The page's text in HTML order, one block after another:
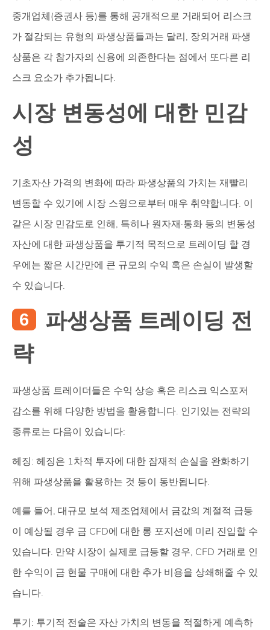
중개업체(증권사 등)를 통해 공개적으로 거래되어 리스크
가 절감되는 유형의 파생상품들과는 달리, 장외거래 파생
상품은 각 참가자의 신용에 의존한다는 점에서 또다른 리
스크 요소가 추가됩니다.
시장 변동성에 대한 민감
성
기초자산 가격의 변화에 따라 파생상품의 가치는 재빨리
변동할 수 있기에 시장 스윙으로부터 매우 취약합니다. 이
같은 시장 민감도로 인해, 특히나 원자재·통화 등의 변동성
자산에 대한 파생상품을 투기적 목적으로 트레이딩 할 경
우에는 짧은 시간만에 큰 규모의 수익 혹은 손실이 발생할
수 있습니다.
파생상품 트레이딩 전
략
파생상품 트레이더들은 수익 상승 혹은 리스크 익스포저
감소를 위해 다양한 방법을 활용합니다. 인기있는 전략의
종류로는 다음이 있습니다:
헤징: 헤징은 1차적 투자에 대한 잠재적 손실을 완화하기
위해 파생상품을 활용하는 것 등이 동반됩니다.
예를 들어, 대규모 보석 제조업체에서 금값의 계절적 급등
이 예상될 경우 금 CFD에 대한 롱 포지션에 미리 진입할 수
있습니다. 만약 시장이 실제로 급등할 경우, CFD 거래로 인
한 수익이 금 현물 구매에 대한 추가 비용을 상쇄해줄 수 있
습니다.
투기: 투기적 전술은 자산 가치의 변동을 적절하게 예측하